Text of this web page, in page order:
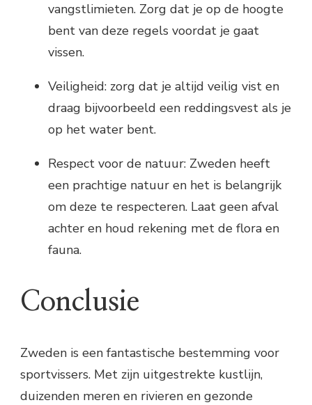
vangstlimieten. Zorg dat je op de hoogte
bent van deze regels voordat je gaat
vissen.
Veiligheid: zorg dat je altijd veilig vist en
draag bijvoorbeeld een reddingsvest als je
op het water bent.
Respect voor de natuur: Zweden heeft
een prachtige natuur en het is belangrijk
om deze te respecteren. Laat geen afval
achter en houd rekening met de flora en
fauna.
Conclusie
Zweden is een fantastische bestemming voor
sportvissers. Met zijn uitgestrekte kustlijn,
duizenden meren en rivieren en gezonde